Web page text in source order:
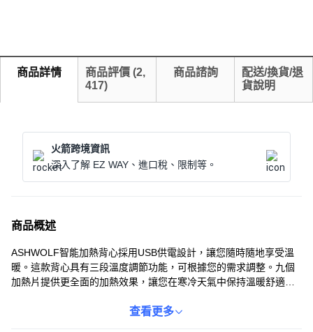
商品詳情 商品評價 (2,
417)
商品諮詢
配送/換貨/退
貨說明
火箭跨境資訊
深入了解 EZ WAY、進口稅、限制等。
商品概述
ASHWOLF智能加熱背心採用USB供電設計，讓您隨時隨地享受溫
暖。這款背心具有三段溫度調節功能，可根據您的需求調整。九個
加熱片提供更全面的加熱效果，讓您在寒冷天氣中保持溫暖舒適。
性，讓您長久享受其高品質。查看更多